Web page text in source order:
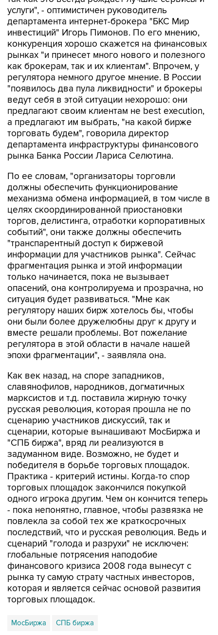
услуги", - оптимистичен руководитель
департамента интернет-брокера "БКС Мир
инвестиций" Игорь Пимонов. По его мнению,
конкуренция хорошо скажется на финансовых
рынках "и принесет много нового и полезного
как брокерам, так и их клиентам". Впрочем, у
регулятора немного другое мнение. В России
"появилось два пула ликвидности" и брокеры
ведут себя в этой ситуации нехорошо: они
предлагают своим клиентам не best execution,
а предлагают им выбрать, "на какой бирже
торговать будем", говорила директор
департамента инфраструктуры финансового
рынка Банка России Лариса Селютина.
По ее словам, "организаторы торговли
должны обеспечить функционирование
механизма обмена информацией, в том числе в
целях скоординированной приостановки
торгов, делистинга, отработки корпоративных
событий", они также должны обеспечить
"транспарентный доступ к биржевой
информации для участников рынка". Сейчас
фрагментация рынка и этой информации
только начинается, пока не вызывает
опасений, она контролируема и прозрачна, но
ситуация будет развиваться. "Мне как
регулятору наших бирж хотелось бы, чтобы
они были более дружелюбны друг к другу и
вместе решали проблемы. Вот пожелание
регулятора в этой области в начале нашей
эпохи фрагментации", - заявляла она.
Как век назад, на споре западников,
славянофилов, народников, догматичных
марксистов и т.д. поставила жирную точку
русская революция, которая прошла не по
сценарию участников дискуссий, так и
сценарии, которые вынашивают МосБиржа и
"СПБ биржа", вряд ли реализуются в
задуманном виде. Возможно, не будет и
победителя в борьбе торговых площадок.
Практика - критерий истины. Когда-то спор
торговых площадок закончился покупкой
одного игрока другим. Чем он кончится теперь
- пока непонятно, главное, чтобы развязка не
повлекла за собой тех же краткосрочных
последствий, что и русская революция. Ведь и
сценарий "голода и разрухи" не исключен:
глобальные потрясения наподобие
финансового кризиса 2008 года вынесут с
рынка ту самую страту частных инвесторов,
которая и является сейчас основой развития
торговых площадок.
МосБиржа СПБ биржа